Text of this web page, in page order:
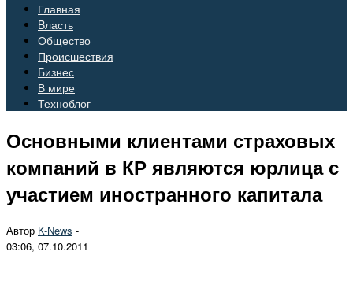
Главная
Bласть
Общество
Происшествия
Бизнес
В мире
Техноблог
Основными клиентами страховых
компаний в КР являются юрлица с
участием иностранного капитала
Автор K-News -
03:06, 07.10.2011